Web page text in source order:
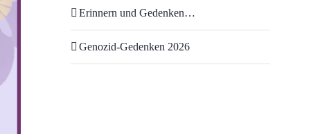
Erinnern und Gedenken…
Genozid-Gedenken 2026